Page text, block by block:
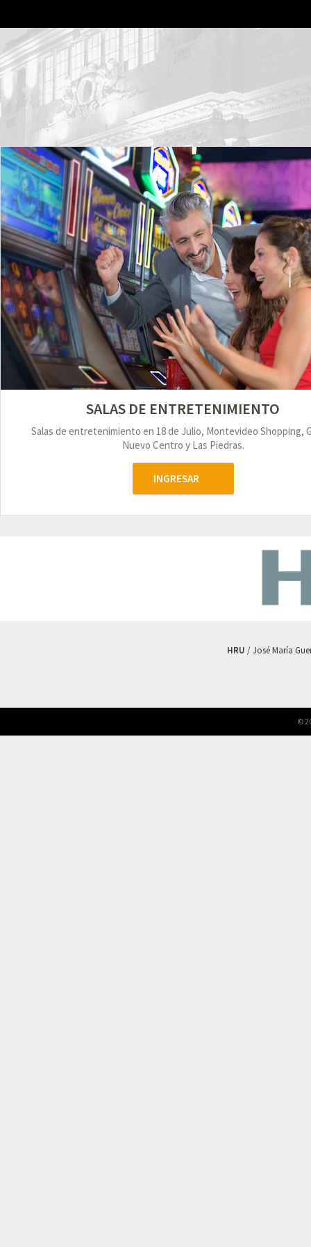
SALAS DE ENTRETENIMIENTO
Salas de entretenimiento en 18 de Julio, Montevideo Shopping,
Nuevo Centro y Las Piedras.
INGRESAR
HRU / José María
©